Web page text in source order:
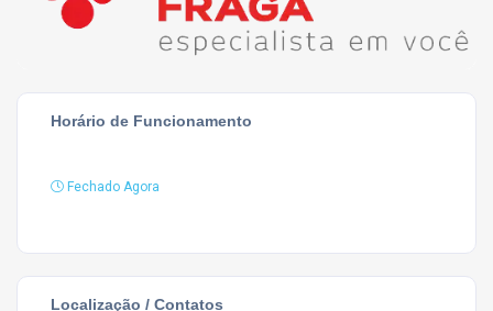
Horário de Funcionamento
Fechado Agora
Localização / Contatos